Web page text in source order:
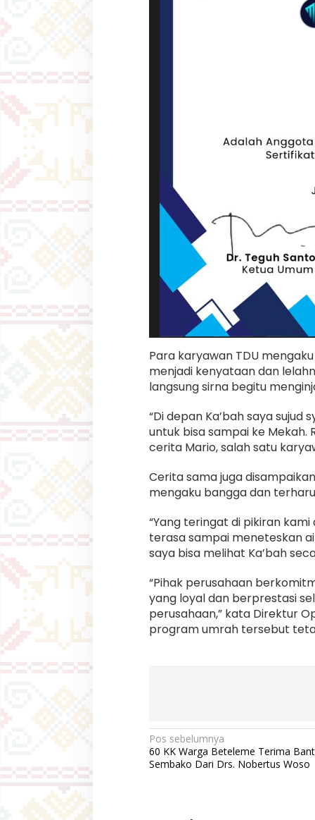
Para karyawan TDU
menjadi kenyataan dan
langsung sirna begitu
“Di depan Ka’bah saya
untuk bisa sampai ke Mekah.
cerita Mario, salah satu
Cerita sama juga
mengaku bangga dan
“Yang teringat di pikiran
terasa sampai meneteskan
saya bisa melihat Ka’bah
“Pihak perusahaan
yang loyal dan berprestasi
perusahaan,” kata Direktur
program umrah tersebut
N
a
Pos sebelumnya
60 KK Warga Beteleme Terima
Sembako Dari Drs. Nobertus Woso